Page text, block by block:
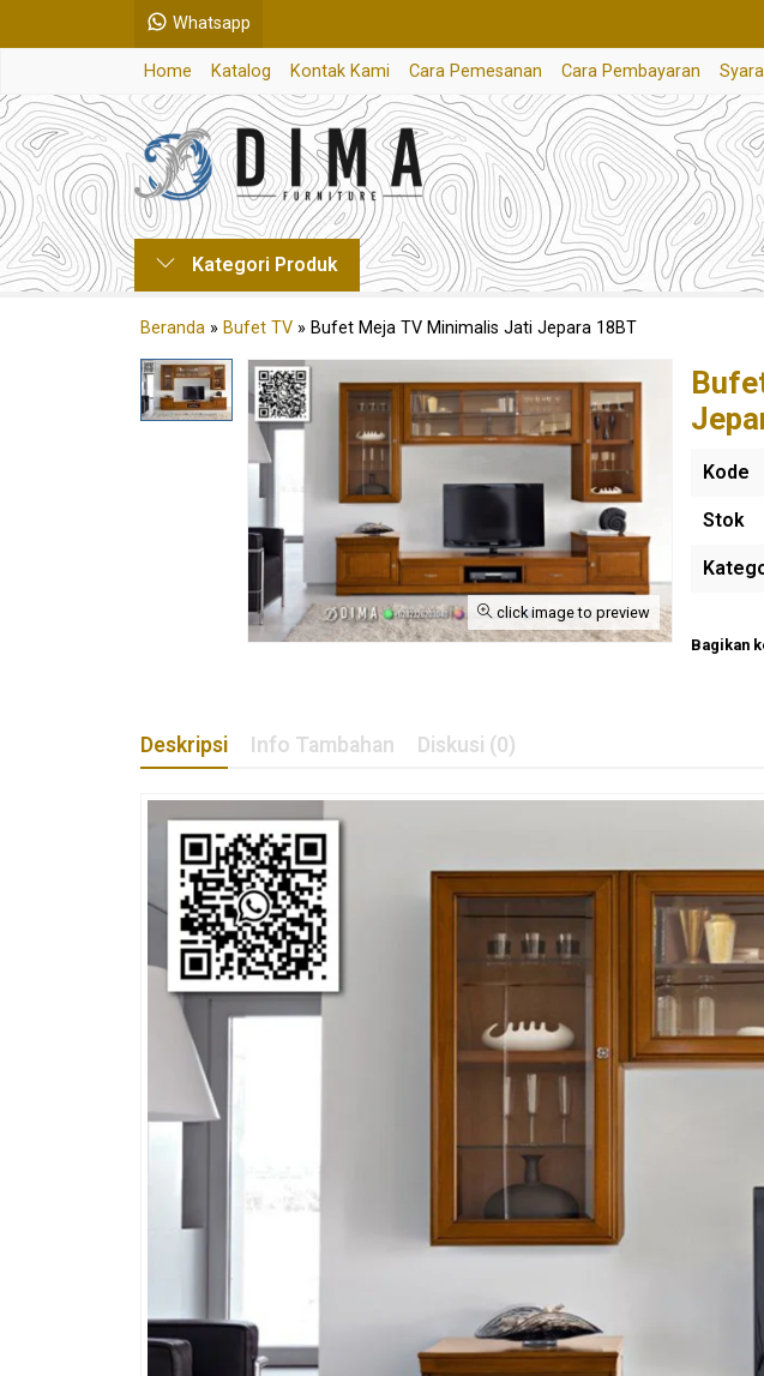
Whatsapp
Home Katalog Kontak Kami Cara Pemesanan Cara Pembayaran
Kategori Produk
Beranda » Bufet TV » Bufet Meja TV Minimalis Jati Jepara 18BT
click image to preview
Kode
Stok
Bagikan
Deskripsi Info Tambahan Diskusi (0)